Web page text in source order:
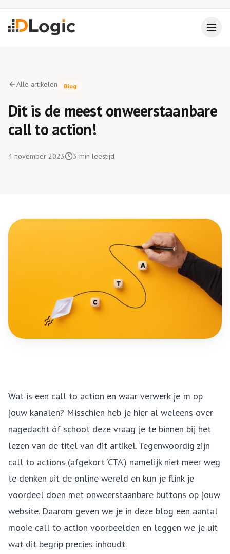
Alle artikelen Blog
Dit is de meest onweerstaanbare
call to action!
4 november 2023 3 min leestijd
Wat is een call to action en waar verwerk je ‘m op
jouw kanalen? Misschien heb je hier al weleens over
nagedacht óf schoot deze vraag je te binnen bij het
lezen van de titel van dit artikel. Tegenwoordig zijn
call to actions (afgekort ‘CTA’) namelijk niet meer weg
te denken uit de online wereld en kun je flink je
voordeel doen met onweerstaanbare buttons op jouw
website. Daarom geven we je in deze blog een aantal
mooie call to action voorbeelden en leggen we je uit
wat dit begrip precies inhoudt.